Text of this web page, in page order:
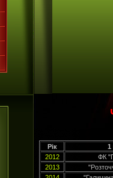
Рік 1
2012
ФК
2013